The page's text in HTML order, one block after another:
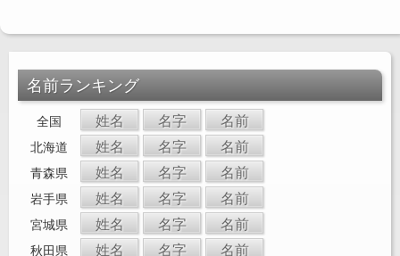
名前ランキング
全国 姓名 名字 名前
北海道 姓名 名字 名前
青森県 姓名 名字 名前
岩手県 姓名 名字 名前
宮城県 姓名 名字 名前
秋田県 姓名 名字 名前